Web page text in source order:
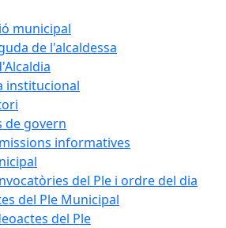
municipal
de l'alcaldessa
institucional
de govern
informatives
del Ple i ordre del dia
del Ple Municipal
del Ple